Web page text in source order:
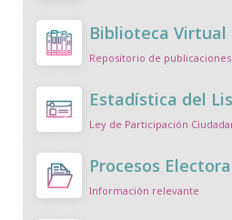
Biblioteca Virtual
Repositorio de publicaciones
Estadística del
Ley de Participación
Procesos
Información relevante